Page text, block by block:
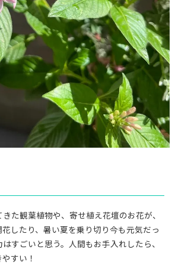
た観葉植物や、寄せ植え花壇のお花が、
したり、暑い夏を乗り切り今も元気だっ
すごいと思う。人間もお手入れしたら、
すい！